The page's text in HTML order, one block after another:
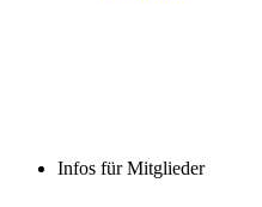
Infos für Mitglieder